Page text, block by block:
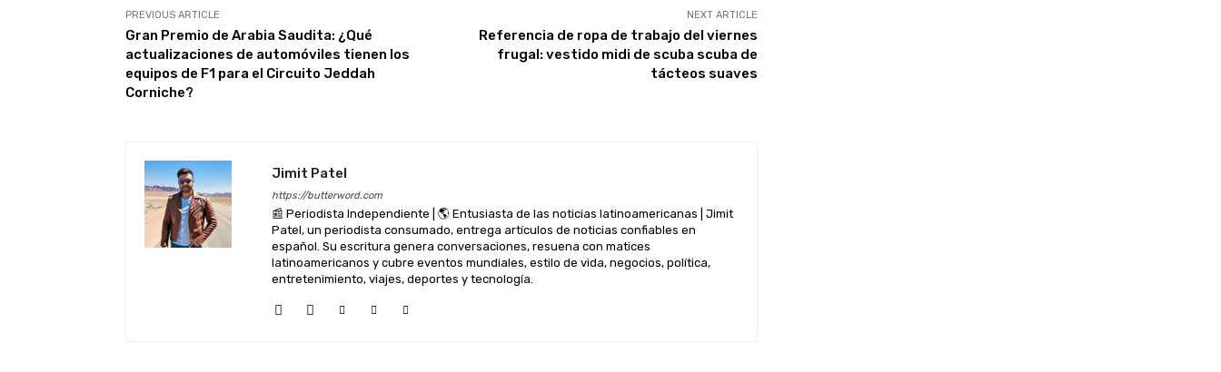
PREVIOUS ARTICLE
Gran Premio de Arabia Saudita: ¿Qué
actualizaciones de automóviles tienen los
equipos de F1 para el Circuito Jeddah
Corniche?
NEXT ARTICLE
Referencia de ropa de trabajo del viernes
frugal: vestido midi de scuba scuba de
tácteos suaves
Jimit Patel
https://butterword.com
📰 Periodista Independiente | 🌎 Entusiasta de las noticias latinoamericanas | Jimit
Patel, un periodista consumado, entrega artículos de noticias confiables en
español. Su escritura genera conversaciones, resuena con matices
latinoamericanos y cubre eventos mundiales, estilo de vida, negocios, política,
entretenimiento, viajes, deportes y tecnología.